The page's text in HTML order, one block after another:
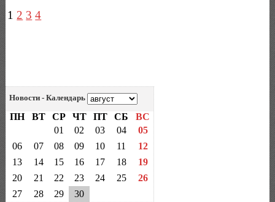
1 2 3 4
Новости - Календарь
ПН ВТ СР ЧТ ПТ СБ
ВС
01
02 03 04
05
06
07 08 09 10 11
12
13
14 15 16 17 18
19
20
21 22 23 24 25
26
27
28 29 30